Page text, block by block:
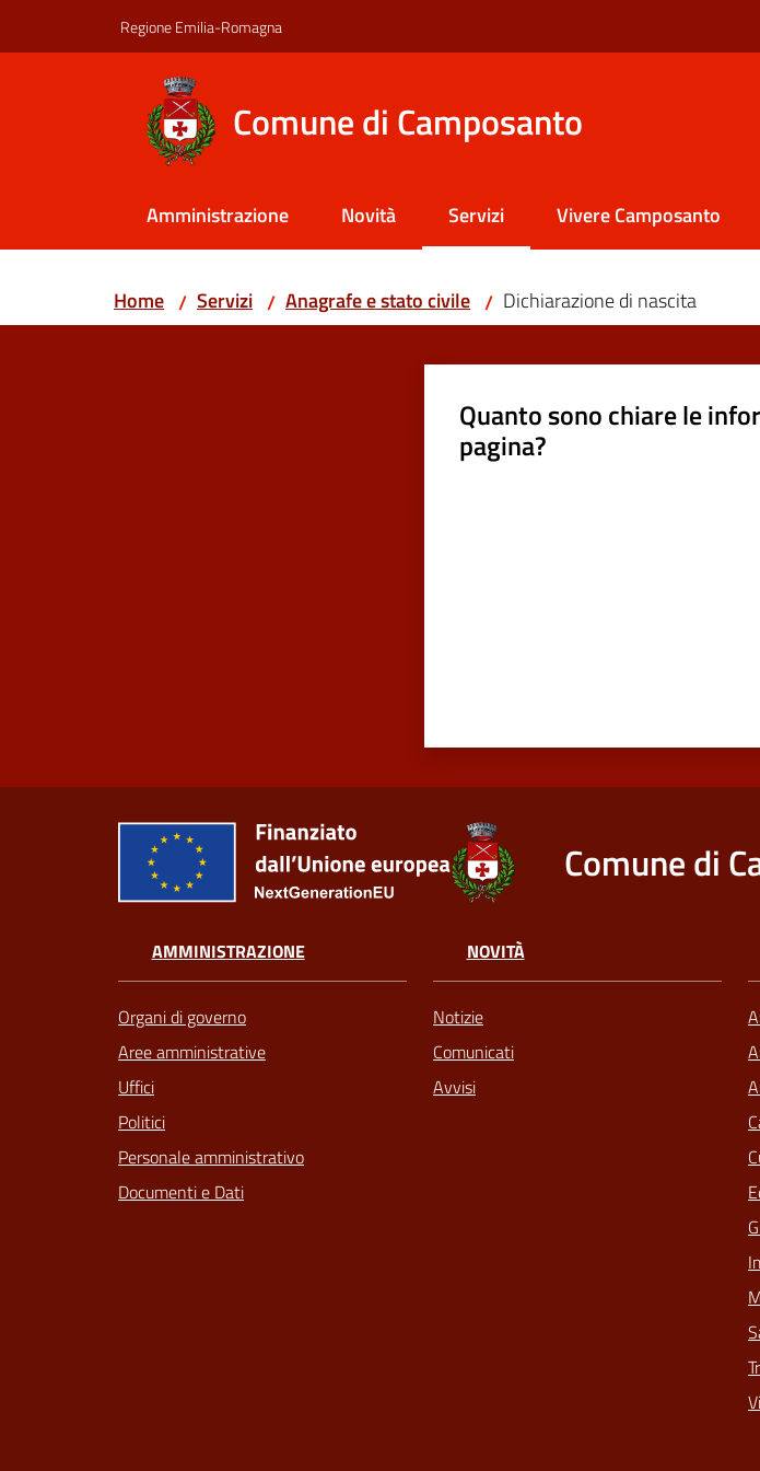
Regione Emilia-Romagna
Comune di Camposanto
Amministrazione Novità Servizi
Menu selezionatoVivere Camposanto
Home / Servizi / Anagrafe e stato civile / Dichiarazione di nascita
Quanto sono chiare le
pagina?
Comune di
AMMINISTRAZIONE
Organi di governo
Aree amministrative
Uffici
Politici
Personale amministrativo
Documenti e Dati
NOVITÀ
Notizie
Comunicati
Avvisi